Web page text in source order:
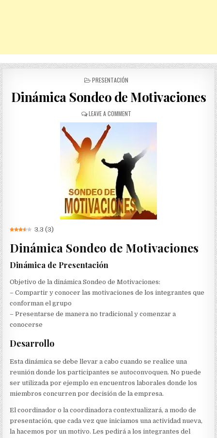
POSTED
PRESENTACIÓN
Dinámica Sondeo de Motivaciones
LEAVE A COMMENTON
DINÁMICA
3.3 (3)
Dinámica Sondeo de Motivaciones
Dinámica de Presentación
Objetivo de la dinámica Sondeo de Motivaciones:
– Compartir y conocer las motivaciones de los integrantes que
conforman el grupo
– Presentarse de manera no tradicional y comenzar a
conocerse
Desarrollo
Esta dinámica se debe llevar a cabo cuando se realice una
reunión donde los participantes se autoconvoquen. No puede
ser utilizada por ejemplo en encuentros laborales donde los
miembros concurren por decisión de la empresa.
El coordinador o la coordinadora contextualizará, a modo de
presentación, que cada vez que iniciamos una actividad nueva,
la hacemos por un motivo. Les pedirá a los integrantes del